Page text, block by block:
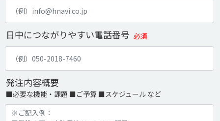
日中につながりやすい電話番号 必須
発注内容概要
■必要な機能・課題 ■ご予算 ■スケジュール など